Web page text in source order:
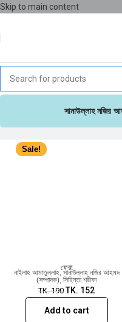
Skip to main content
সানাউল্লাহ নজির
Sale!
ফেরা
নাইলাহ আমাতুল্লাহ,সানাউল্লাহ নজির আহমদ
(সম্পাদক), সিহিন্তা শরীফা
TK.190 TK. 152
Add to cart